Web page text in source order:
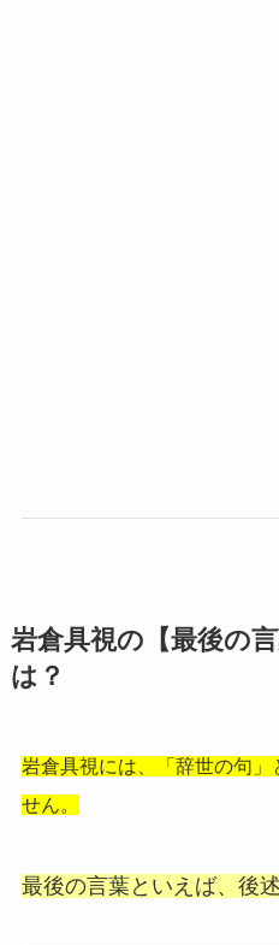
岩倉具視の【最後の
は？
岩倉具視には、「辞世の句」
せん。
最後の言葉といえば、後